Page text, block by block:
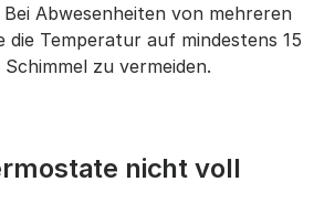
Bei Abwesenheiten von mehreren
die Temperatur auf mindestens 15
zu vermeiden.
nicht voll